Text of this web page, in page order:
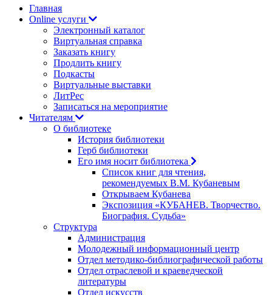
Главная
Online услуги
Электронный каталог
Виртуальная справка
Заказать книгу
Продлить книгу
Подкасты
Виртуальные выставки
ЛитРес
Записаться на мероприятие
Читателям
О библиотеке
История библиотеки
Герб библиотеки
Его имя носит библиотека
Список книг для чтения,
рекомендуемых В.М. Кубаневым
Открываем Кубанева
Экспозиция «КУБАНЕВ. Творчество.
Биография. Судьба»
Структура
Администрация
Молодежный информационный центр
Отдел методико-библиографической работы
Отдел отраслевой и краеведческой
литературы
Отдел искусств